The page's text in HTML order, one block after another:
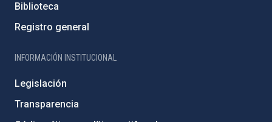
Biblioteca
Registro general
INFORMACIÓN INSTITUCIONAL
Legislación
Transparencia